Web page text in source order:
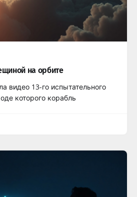
на орбите
видео 13-го испытательного
которого корабль